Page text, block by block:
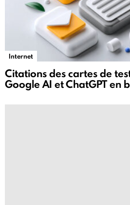
Internet
Citations des cartes de
Google AI et ChatGPT en